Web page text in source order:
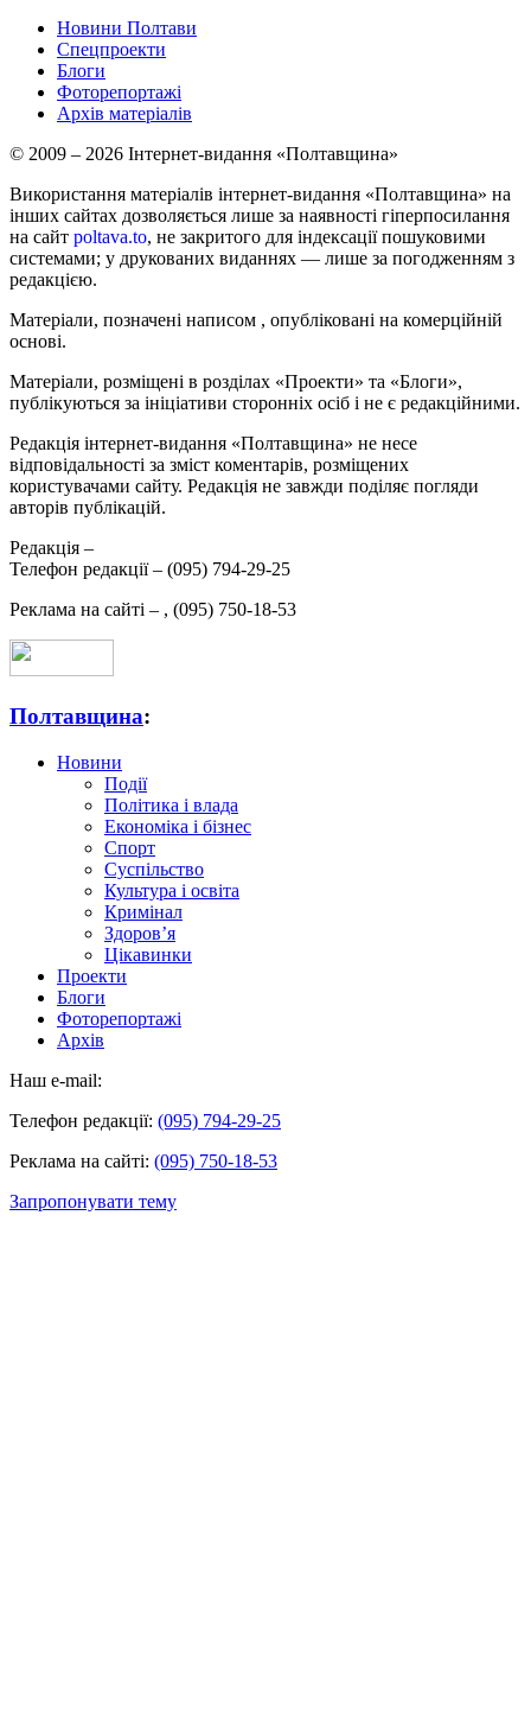
Новини Полтави
Спецпроекти
Блоги
Фоторепортажі
Архів матеріалів
© 2009 – 2026 Інтернет-видання «Полтавщина»
Використання матеріалів інтернет-видання «Полтавщина» на
інших сайтах дозволяється лише за наявності гіперпосилання
на сайт poltava.to, не закритого для індексації пошуковими
системами; у друкованих виданнях — лише за погодженням з
редакцією.
Матеріали, позначені написом , опубліковані на комерційній
основі.
Матеріали, розміщені в розділах «Проекти» та «Блоги»,
публікуються за ініціативи сторонніх осіб і не є редакційними.
Редакція інтернет-видання «Полтавщина» не несе
відповідальності за зміст коментарів, розміщених
користувачами сайту. Редакція не завжди поділяє погляди
авторів публікацій.
Редакція –
Телефон редакції – (095) 794-29-25
Реклама на сайті – , (095) 750-18-53
Полтавщина:
Новини
Події
Політика і влада
Економіка і бізнес
Спорт
Суспільство
Культура і освіта
Кримінал
Здоров’я
Цікавинки
Проекти
Блоги
Фоторепортажі
Архів
Наш e-mail:
Телефон редакції: (095) 794-29-25
Реклама на сайті: (095) 750-18-53
Запропонувати тему